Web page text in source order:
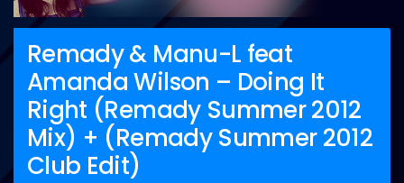
Remady & Manu-L feat
Amanda Wilson – Doing It
Right (Remady Summer 2012
Mix) + (Remady Summer 2012
Club Edit)